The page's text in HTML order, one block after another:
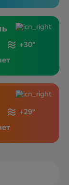
+30°
+29°